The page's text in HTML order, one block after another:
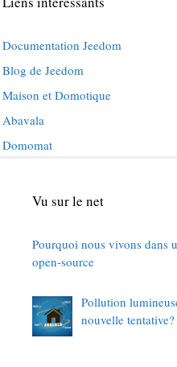
Documentation Jeedom
Blog de Jeedom
Maison et Domotique
Abavala
Domomat
Vu sur le net
Pourquoi nous vivons dans
open-source
Pollution
nouvelle